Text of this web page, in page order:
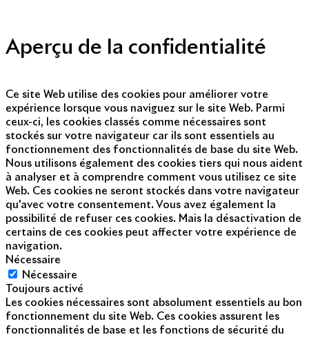
Aperçu de la confidentialité
Ce site Web utilise des cookies pour améliorer votre
expérience lorsque vous naviguez sur le site Web. Parmi
ceux-ci, les cookies classés comme nécessaires sont
stockés sur votre navigateur car ils sont essentiels au
fonctionnement des fonctionnalités de base du site Web.
Nous utilisons également des cookies tiers qui nous aident
à analyser et à comprendre comment vous utilisez ce site
Web. Ces cookies ne seront stockés dans votre navigateur
qu'avec votre consentement. Vous avez également la
possibilité de refuser ces cookies. Mais la désactivation de
certains de ces cookies peut affecter votre expérience de
navigation.
Nécessaire
Nécessaire
Toujours activé
Les cookies nécessaires sont absolument essentiels au bon
fonctionnement du site Web. Ces cookies assurent les
fonctionnalités de base et les fonctions de sécurité du